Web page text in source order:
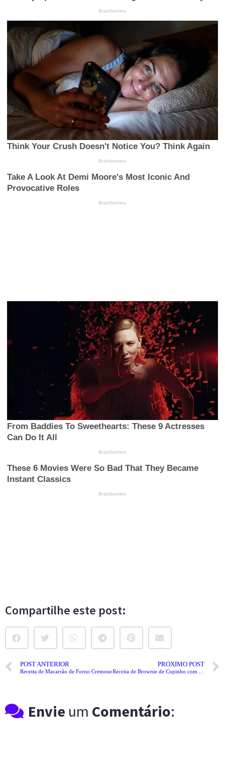
Compartilhe este post:
POST ANTERIOR
Receita de Macarrão de Forno Cremoso
PRÓXIMO POST
Envie um Comentário: